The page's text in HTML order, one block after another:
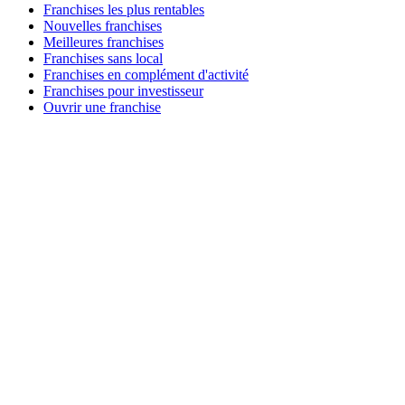
Franchises les plus rentables
Nouvelles franchises
Meilleures franchises
Franchises sans local
Franchises en complément d'activité
Franchises pour investisseur
Ouvrir une franchise